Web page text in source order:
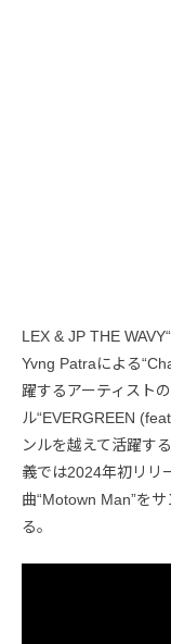
LEX & JP THE
Yvng Patraによる
躍するアーティスト
ル“EVERGREEN
ンルを越えて活躍す
義では2024年初リリ
曲“Motown Man”を
る。